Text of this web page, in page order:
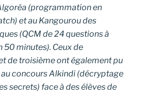
(programmation en
et au Kangourou des
(QCM de 24 questions à
50 minutes). Ceux de
de troisième ont également pu
concours Alkindi (décryptage
secrets) face à des élèves de